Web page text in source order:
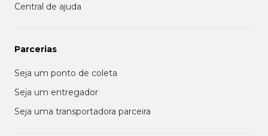
Central de ajuda
Parcerias
Seja um ponto de coleta
Seja um entregador
Seja uma transportadora parceira